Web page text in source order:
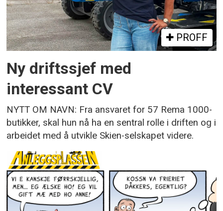
PROFF
Ny driftssjef med
interessant CV
NYTT OM NAVN: Fra ansvaret for 57 Rema 1000-
butikker, skal hun nå ha en sentral rolle i driften og i
arbeidet med å utvikle Skien-selskapet videre.